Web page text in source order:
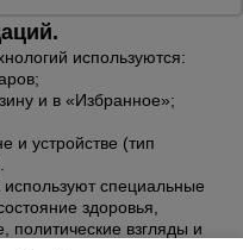
используются:
и в «Избранное»;
и устройстве (тип
специальные
здоровья,
политические взгляды и